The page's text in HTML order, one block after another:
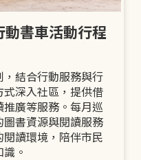
動書車活動行程
結合行動服務與行
深入社區，提供借
廣等服務。每月巡
書資源與閱讀服務
讀環境，陪伴市民
。